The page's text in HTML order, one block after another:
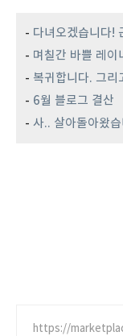
- 다녀오겠습니다!
- 며칠간 바쁠 레이
- 복귀합니다. 그리
- 6월 블로그 결산
- 사.. 살아돌아왔
https://